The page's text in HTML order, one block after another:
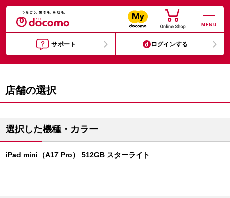
MENU
サポート ログインする
店舗の選択
選択した機種・カラー
iPad mini（A17 Pro） 512GB スターライト